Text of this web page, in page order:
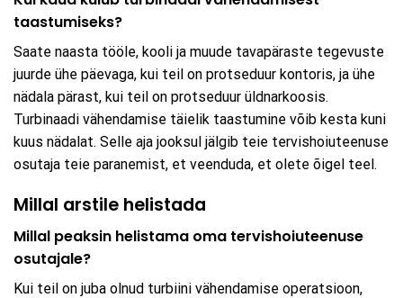
taastumiseks?
Saate naasta tööle, kooli ja muude tavapäraste tegevuste
juurde ühe päevaga, kui teil on protseduur kontoris, ja ühe
nädala pärast, kui teil on protseduur üldnarkoosis.
Turbinaadi vähendamise täielik taastumine võib kesta kuni
kuus nädalat. Selle aja jooksul jälgib teie tervishoiuteenuse
osutaja teie paranemist, et veenduda, et olete õigel teel.
Millal arstile helistada
Millal peaksin helistama oma tervishoiuteenuse
osutajale?
Kui teil on juba olnud turbiini vähendamise operatsioon,